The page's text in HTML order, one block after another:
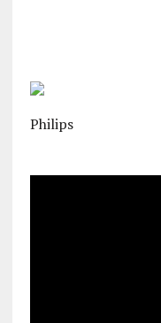
Philips